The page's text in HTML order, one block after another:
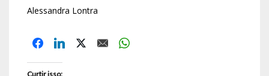
Alessandra Lontra
Curtir isso: